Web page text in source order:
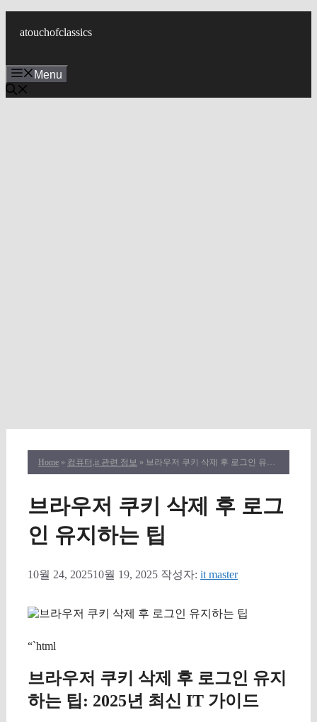
건
너
atouchofclassics
Menu
Home » 컴퓨터,it 관련 정보 » 브라우저 쿠키 삭제 후 로그인 유지하는 팁
브라우저 쿠키 삭제 후 로그
인 유지하는 팁
10월 24, 202510월 19, 2025 작성자: it master
“`html
브라우저 쿠키 삭제 후 로그인 유지
하는 팁: 2025년 최신 IT 가이드